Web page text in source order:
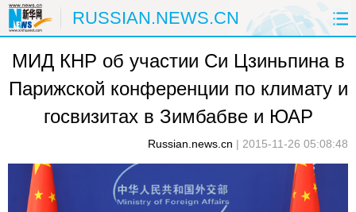
RUSSIAN.NEWS.CN
ГЛАВНАЯ КИТАЙ РФ И СНГ
В МИРЕ ЭКОНОМИКА ОБЩЕСТВО
ПРИРОДА КУЛЬТУРА
СПОРТ ФОТОЛЕНТЫ
МИД КНР об участии Си Цзиньпина в
Парижской конференции по климату и
госвизитах в Зимбабве и ЮАР
Russian.news.cn | 2015-11-26 05:08:48